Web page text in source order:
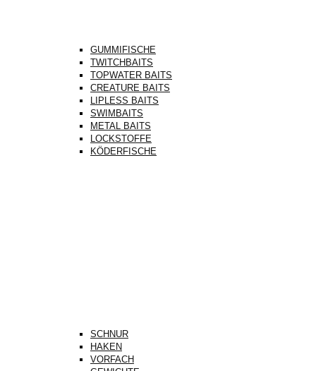
GUMMIFISCHE
TWITCHBAITS
TOPWATER BAITS
CREATURE BAITS
LIPLESS BAITS
SWIMBAITS
METAL BAITS
LOCKSTOFFE
KÖDERFISCHE
SCHNUR
HAKEN
VORFACH